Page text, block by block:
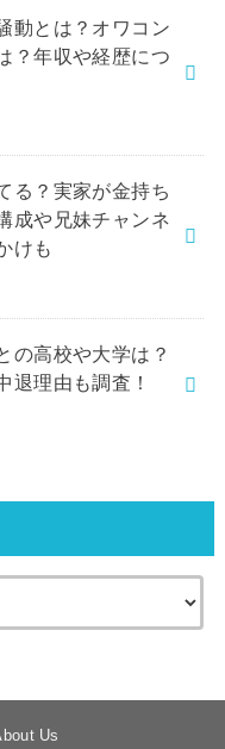
動とは？オワコン
？年収や経歴につ
る？実家が金持ち
成や兄妹チャンネ
けも
の高校や大学は？
退理由も調査！
Us